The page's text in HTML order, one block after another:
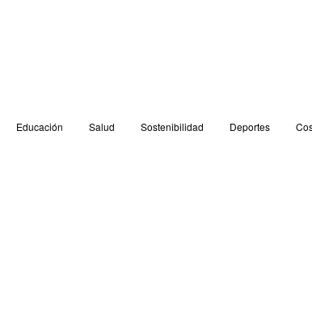
Educación Salud Sostenibilidad Deportes